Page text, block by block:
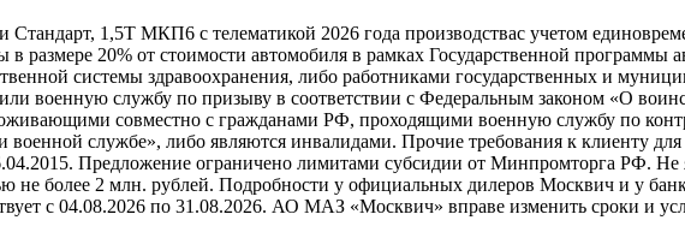
1,5Т МКП6 с телематикой 2026 года производствас учетом
размере 20% от стоимости автомобиля в рамках Государственной программы
системы здравоохранения, либо работниками государственных и
военную службу по призыву в соответствии с Федеральным законом «О
совместно с гражданами РФ, проходящими военную службу по
службе», либо являются инвалидами. Прочие требования к клиенту
Предложение ограничено лимитами субсидии от Минпромторга РФ. Не
более 2 млн. рублей. Подробности у официальных дилеров Москвич и у
с 04.08.2026 по 31.08.2026. АО МАЗ «Москвич» вправе изменить сроки и